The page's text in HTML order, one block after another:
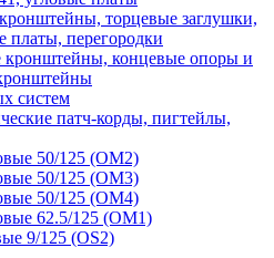
торцевые заглушки,
платы, перегородки
кронштейны, концевые опоры и
систем
патч-корды, пигтейлы,
50/125 (OM2)
50/125 (OM3)
50/125 (OM4)
62.5/125 (OM1)
9/125 (OS2)